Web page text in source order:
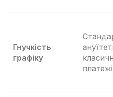
Гнучкість
графіку